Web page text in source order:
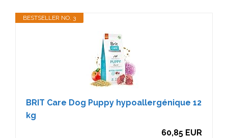
BESTSELLER NO. 3
BRIT Care Dog Puppy hypoallergénique 12
kg
60,85 EUR